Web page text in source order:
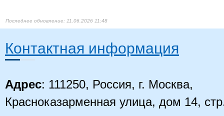
11.06.2026 11:48
Контактная информация
Адрес: 111250, Россия, г. Москва,
Красноказарменная улица, дом 14,